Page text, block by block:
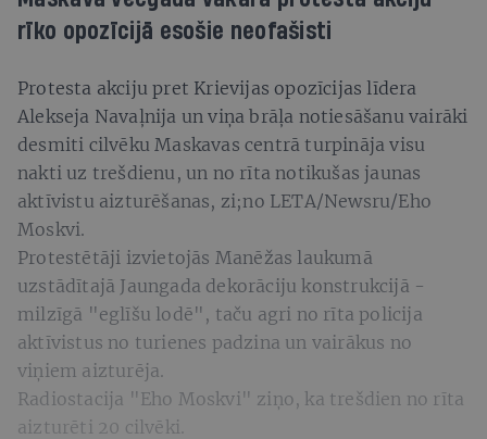
rīko opozīcijā esošie neofašisti
Protesta akciju pret Krievijas opozīcijas līdera
Alekseja Navaļnija un viņa brāļa notiesāšanu vairāki
desmiti cilvēku Maskavas centrā turpināja visu
nakti uz trešdienu, un no rīta notikušas jaunas
aktīvistu aizturēšanas, zi;no LETA/Newsru/Eho
Moskvi.
Protestētāji izvietojās Manēžas laukumā
uzstādītajā Jaungada dekorāciju konstrukcijā -
milzīgā "eglīšu lodē", taču agri no rīta policija
aktīvistus no turienes padzina un vairākus no
viņiem aizturēja.
Radiostacija "Eho Moskvi" ziņo, ka trešdien no rīta
aizturēti 20 cilvēki.